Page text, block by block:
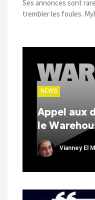
Ses annonces sont
trembler les foules.
NEWS
Appel aux
le
Vianney El